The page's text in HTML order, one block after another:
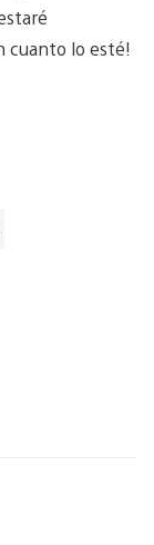
cuanto lo esté!